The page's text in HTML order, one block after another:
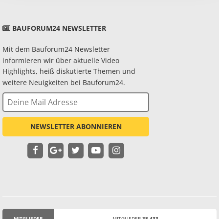
BAUFORUM24 NEWSLETTER
Mit dem Bauforum24 Newsletter
informieren wir über aktuelle Video
Highlights, heiß diskutierte Themen und
weitere Neuigkeiten bei Bauforum24.
NEWSLETTER ABONNIEREN